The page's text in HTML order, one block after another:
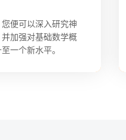
便可以深入研究神
加强对基础数学概
一个新水平。